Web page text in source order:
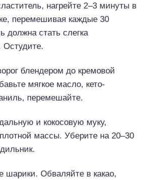
нагрейте 2–3 минуты в
перемешивая каждые 30
должна стать слегка
Остудите.
блендером до кремовой
мягкое масло, кето-
перемешайте.
и кокосовую муку,
массы. Уберите на 20–30
шарики. Обваляйте в какао,